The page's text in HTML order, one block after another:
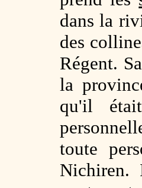
dans la
des
Régent.
la
qu'il
toute
Nichiren.